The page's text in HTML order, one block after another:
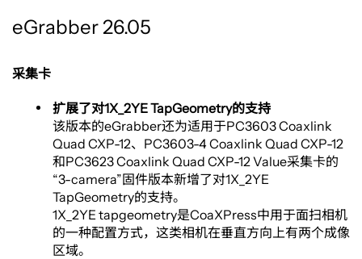
eGrabber 26.05
采集卡
扩展了对1X_2YE TapGeometry的支持
该版本的eGrabber还为适用于PC3603 Coaxlink
Quad CXP-12、PC3603-4 Coaxlink Quad CXP-12
和PC3623 Coaxlink Quad CXP-12 Value采集卡的
“3-camera”固件版本新增了对1X_2YE
TapGeometry的支持。
1X_2YE tapgeometry是CoaXPress中用于面扫相机
的一种配置方式，这类相机在垂直方向上有两个成像
区域。